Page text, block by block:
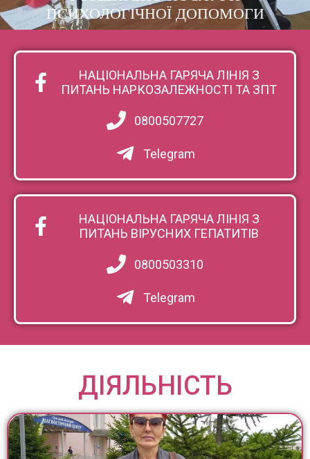
ПСИХОЛОГІЧНОЇ ДОПОМОГИ
НАЦІОНАЛЬНА ГАРЯЧА ЛІНІЯ З
ПИТАНЬ НАРКОЗАЛЕЖНОСТІ ТА ЗПТ
0800507727
Telegram
НАЦІОНАЛЬНА ГАРЯЧА ЛІНІЯ З
ПИТАНЬ ВІРУСНИХ ГЕПАТИТІВ
0800503310
Telegram
ДІЯЛЬНІСТЬ